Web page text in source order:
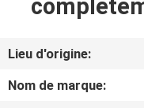
AU
Lieu d'origine:
Nom de marque: